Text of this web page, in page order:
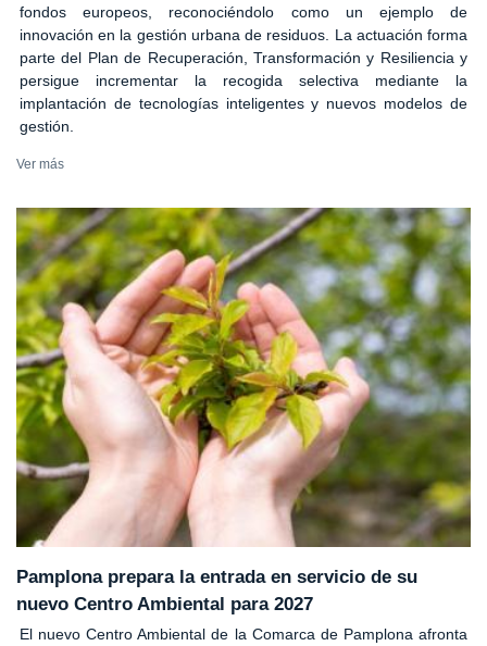
fondos europeos, reconociéndolo como un ejemplo de
innovación en la gestión urbana de residuos. La actuación forma
parte del Plan de Recuperación, Transformación y Resiliencia y
persigue incrementar la recogida selectiva mediante la
implantación de tecnologías inteligentes y nuevos modelos de
gestión.
Ver más
Pamplona prepara la entrada en servicio de su
nuevo Centro Ambiental para 2027
El nuevo Centro Ambiental de la Comarca de Pamplona afronta